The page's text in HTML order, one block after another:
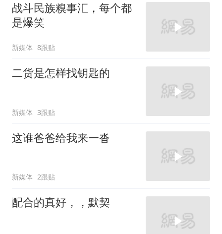
战斗民族糗事汇，每个都
是爆笑
新媒体 8跟贴
二货是怎样找钥匙的
新媒体 3跟贴
这谁爸爸给我来一沓
新媒体 2跟贴
配合的真好，，默契